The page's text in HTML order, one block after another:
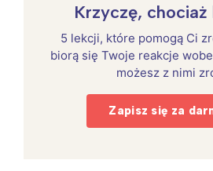
Krzyczę, chociaż
5 lekcji, które pomogą Ci
biorą się Twoje reakcje
możesz z nimi
Zapisz się za